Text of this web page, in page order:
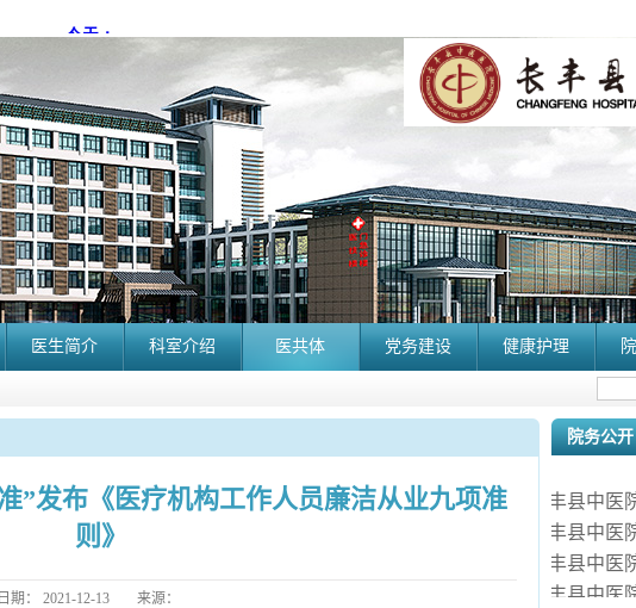
医生简介 科室介绍 医共体 党务建设 健康护理
院务公开
长丰县中医
长丰县中医
疗服务信息
长丰县中医
开询价公告
长丰县中医
”发布《医疗机构工作人员廉洁从业九项准
则》
日期： 2021-12-13 来源：